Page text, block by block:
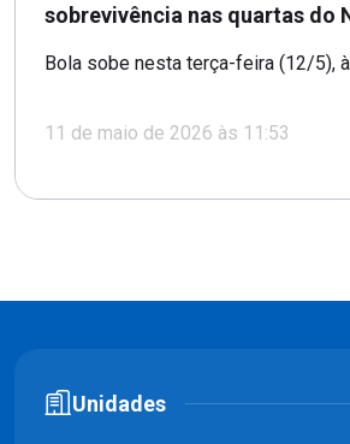
sobrevivência nas quartas do
Bola sobe nesta terça-feira (12/5),
11 de maio de 2026 às 11:53
Unidades